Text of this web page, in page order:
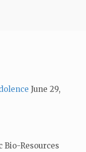
June 29,
Bio-Resources